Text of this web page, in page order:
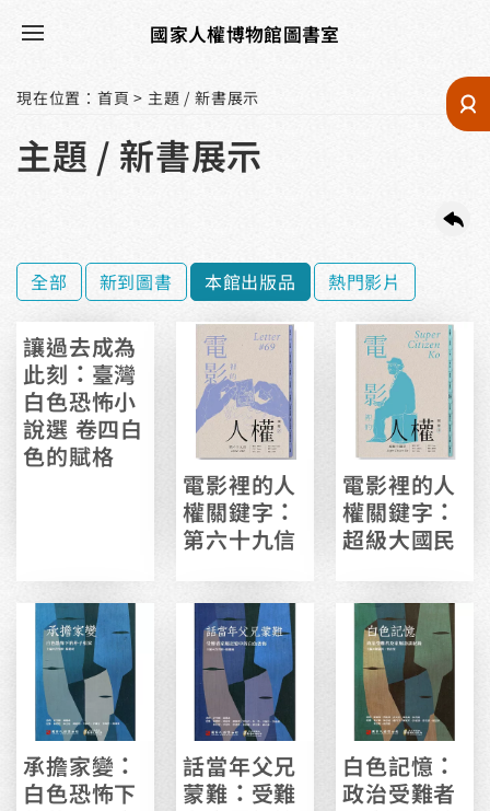
國家人權博物館圖書室
現在位置 ：首頁 > 主題 / 新書展示
主題 / 新書展示
全部 新到圖書 本館出版品 熱門影片
讓過去成為
此刻：臺灣
白色恐怖小
說選 卷四白
色的賦格
電影裡的人
權關鍵字：
第六十九信
電影裡的人
權關鍵字：
超級大國民
承擔家變：
白色恐怖下
話當年父兄
蒙難：受難
白色記憶：
政治受難者